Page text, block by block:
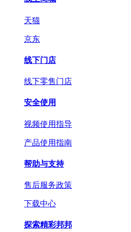
天猫
京东
线下门店
线下零售门店
安全使用
视频使用指导
产品使用指南
帮助与支持
售后服务政策
下载中心
探索精彩邦邦